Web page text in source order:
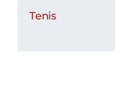
Tenis